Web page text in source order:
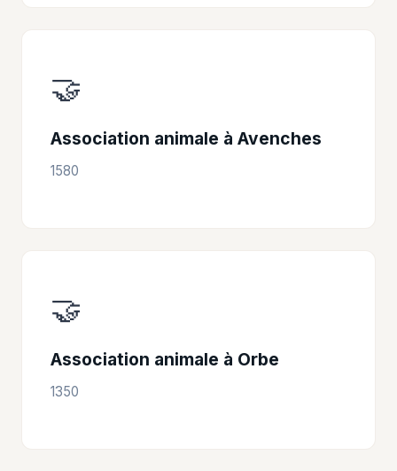
🤝
Association animale à Avenches
1580
🤝
Association animale à Orbe
1350